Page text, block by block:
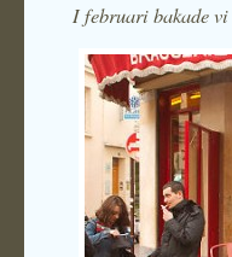
I februari bakade vi